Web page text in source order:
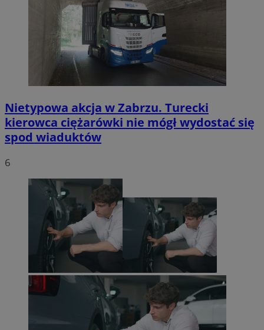
Nietypowa akcja w Zabrzu. Turecki
kierowca ciężarówki nie mógł wydostać się
spod wiaduktów
6